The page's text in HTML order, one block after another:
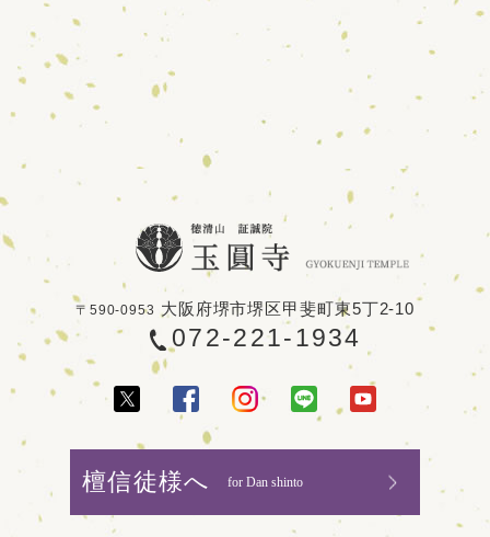
〒590-0953 大阪府堺市堺区甲斐町東5丁2-10
072-221-1934
檀信徒様へ for Dan shinto